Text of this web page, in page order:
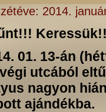
2014.
01. 13-án
utcából
nagyon
ajándékba.